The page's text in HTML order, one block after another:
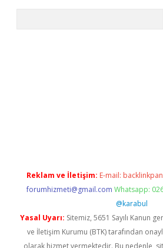
Reklam ve İletişim: E-mail:
forumhizmeti@gmail.com Whatsapp:
@karabul
Yasal Uyarı: Sitemiz, 5651 Sayılı Kanun
ve İletişim Kurumu (BTK) tarafından
olarak hizmet vermektedir. Bu nedenle,